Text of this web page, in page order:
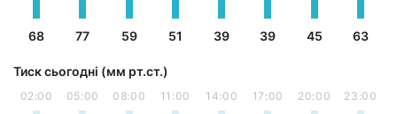
68 77 59 51 39 39 45 63
Тиск сьогодні (мм рт.ст.)
02:00 05:00 08:00 11:00 14:00 17:00 20:00 23:00